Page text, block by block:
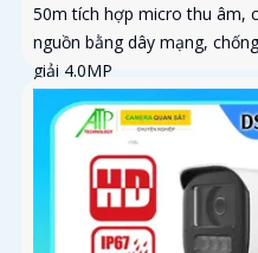
50m tích hợp micro thu âm,
nguồn bằng dây mạng,
giải 4.0MP